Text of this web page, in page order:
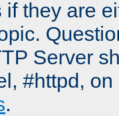
if they are
Server
#httpd,
.